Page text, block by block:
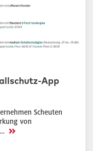
App
Scheuten
von
>>